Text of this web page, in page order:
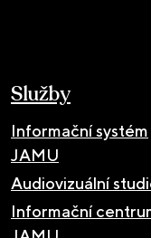
Služby
Informační systém
JAMU
Audiovizuální
Informační